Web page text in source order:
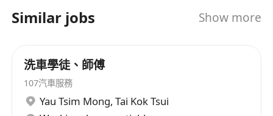
Similar jobs Show more
洗車學徒、師傅
107汽車服務
Yau Tsim Mong, Tai Kok Tsui